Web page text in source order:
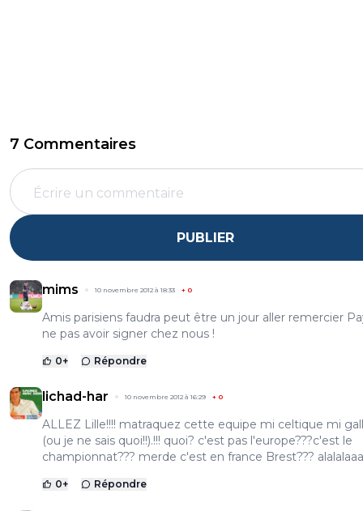
7 Commentaires
PUBLIER
mims 10 novembre 2012 à 18:33 + 0
Amis parisiens faudra peut être un jour aller remercier
ne pas avoir signer chez nous !
0+ Répondre
lichad-har 10 novembre 2012 à 16:29 + 0
ALLEZ Lille!!!! matraquez cette equipe mi celtique mi
(ou je ne sais quoi!!).!!! quoi? c'est pas l'europe???c'est le
championnat??? merde c'est en france Brest???
0+ Répondre